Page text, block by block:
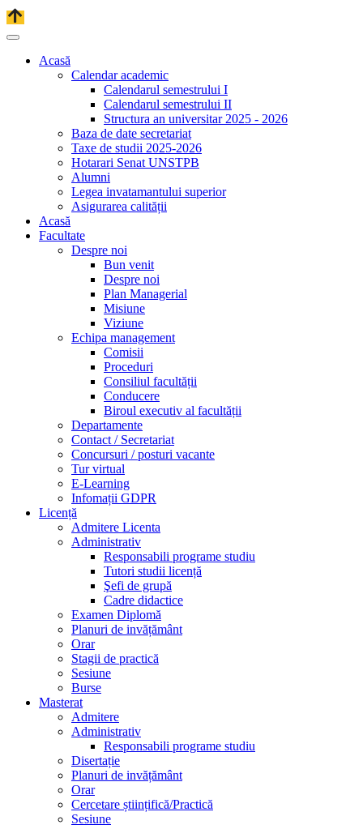
Acasă
Calendar academic
Calendarul semestrului I
Calendarul semestrului II
Structura an universitar 2025 - 2026
Baza de date secretariat
Taxe de studii 2025-2026
Hotarari Senat UNSTPB
Alumni
Legea invatamantului superior
Asigurarea calității
Acasă
Facultate
Despre noi
Bun venit
Despre noi
Plan Managerial
Misiune
Viziune
Echipa management
Comisii
Proceduri
Consiliul facultății
Conducere
Biroul executiv al facultății
Departamente
Contact / Secretariat
Concursuri / posturi vacante
Tur virtual
E-Learning
Infomații GDPR
Licență
Admitere Licenta
Administrativ
Responsabili programe studiu
Tutori studii licență
Şefi de grupă
Cadre didactice
Examen Diplomă
Planuri de invățământ
Orar
Stagii de practică
Sesiune
Burse
Masterat
Admitere
Administrativ
Responsabili programe studiu
Disertație
Planuri de invățământ
Orar
Cercetare științifică/Practică
Sesiune